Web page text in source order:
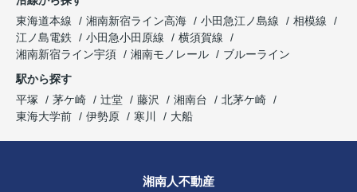
東海道本線
湘南新宿ライン高海 小田急江ノ島線
相模線
江ノ島電鉄
小田急小田原線
横須賀線
湘南新宿ライン宇須
湘南モノレール
ブルーライン
駅から探す
平塚
茅ケ崎 辻堂 藤沢 湘南台
北茅ケ崎
東海大学前
伊勢原 寒川 大船
湘南人不動産